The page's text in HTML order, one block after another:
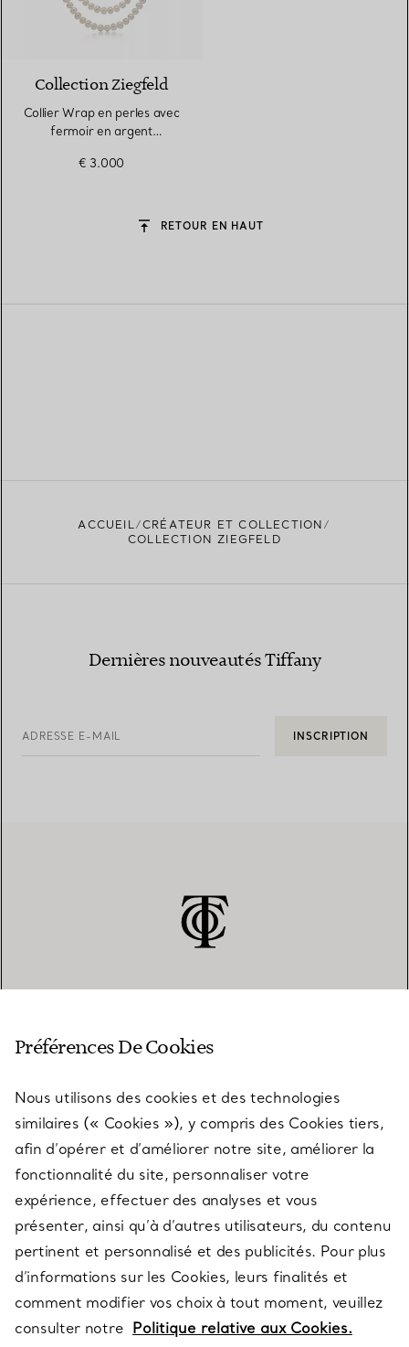
Collection Ziegfeld
Collier Wrap en perles avec
fermoir en argent
€ 3.000
RETOUR EN HAUT
ACCUEIL CRÉATEUR ET COLLECTION
COLLECTION ZIEGFELD
Dernières nouveautés Tiffany
ADRESSE E-MAIL INSCRIPTION
SERVICES
À PROPOS
QUESTIONS LÉGALES
SUIVEZ-NOUS
Préférences De Cookies
Nous utilisons des cookies et des technologies
similaires (« Cookies »), y compris des Cookies tiers,
afin d’opérer et d’améliorer notre site, améliorer la
fonctionnalité du site, personnaliser votre
expérience, effectuer des analyses et vous
présenter, ainsi qu’à d’autres utilisateurs, du contenu
pertinent et personnalisé et des publicités. Pour plus
d’informations sur les Cookies, leurs finalités et
comment modifier vos choix à tout moment, veuillez
consulter notre Politique relative aux Cookies.